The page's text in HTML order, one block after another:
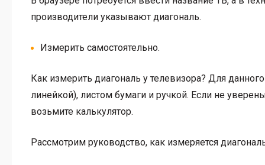
производители указывают диагональ.
Измерить самостоятельно.
Как измерить диагональ у телевизора? Для
линейкой), листом бумаги и ручкой. Если не
возьмите калькулятор.
Рассмотрим руководство, как измеряется